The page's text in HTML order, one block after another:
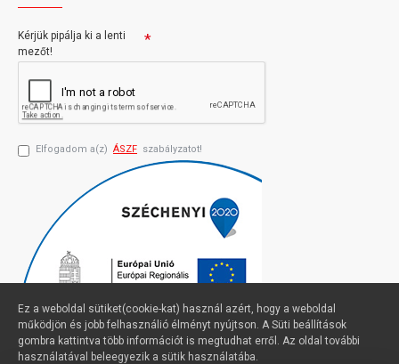
Kérjük pipálja ki a lenti
mezőt!
Elfogadom a(z) ÁSZF szabályzatot!
Ez a weboldal sütiket(cookie-kat) használ azért, hogy a weboldal
működjön és jobb felhasználió élményt nyújtson. A Süti beállítások
gombra kattintva több információt is megtudhat erről. Az oldal további
használatával beleegyezik a sütik használatába.